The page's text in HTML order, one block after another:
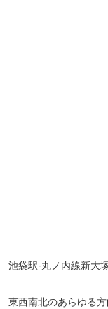
池袋駅-丸ノ内線新大
東西南北のあらゆる